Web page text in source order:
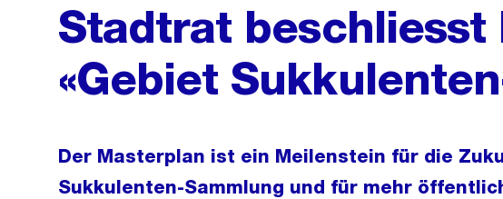
Stadtrat beschliesst
«Gebiet
Der Masterplan ist ein Meilenstein für die
Sukkulenten-Sammlung und für mehr